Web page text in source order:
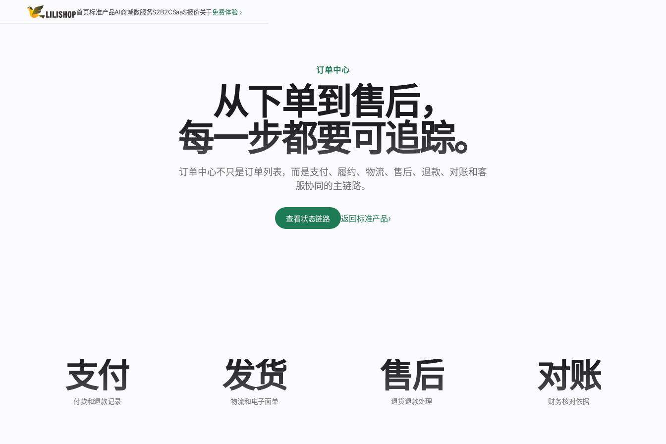
首页标准产品AI商城微服务S2B2CSaaS报价关于免费体验 ›
订单中心
从下单到售后，
每一步都要可追踪。
订单中心不只是订单列表，而是支付、履约、物流、售后、退款、对账和客
服协同的主链路。
查看状态链路 返回标准产品
支付
付款和退款记录
发货
物流和电子面单
售后
退货退款处理
对账
财务核对依据